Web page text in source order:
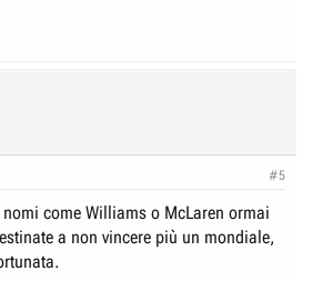
#5
come Williams o McLaren ormai
a non vincere più un mondiale,